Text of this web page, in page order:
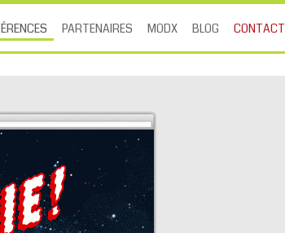
PARTENAIRES MODX BLOG CONTACT